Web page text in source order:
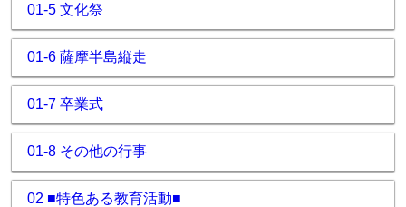
01-5 文化祭
01-6 薩摩半島縦走
01-7 卒業式
01-8 その他の行事
02 ■特色ある教育活動■